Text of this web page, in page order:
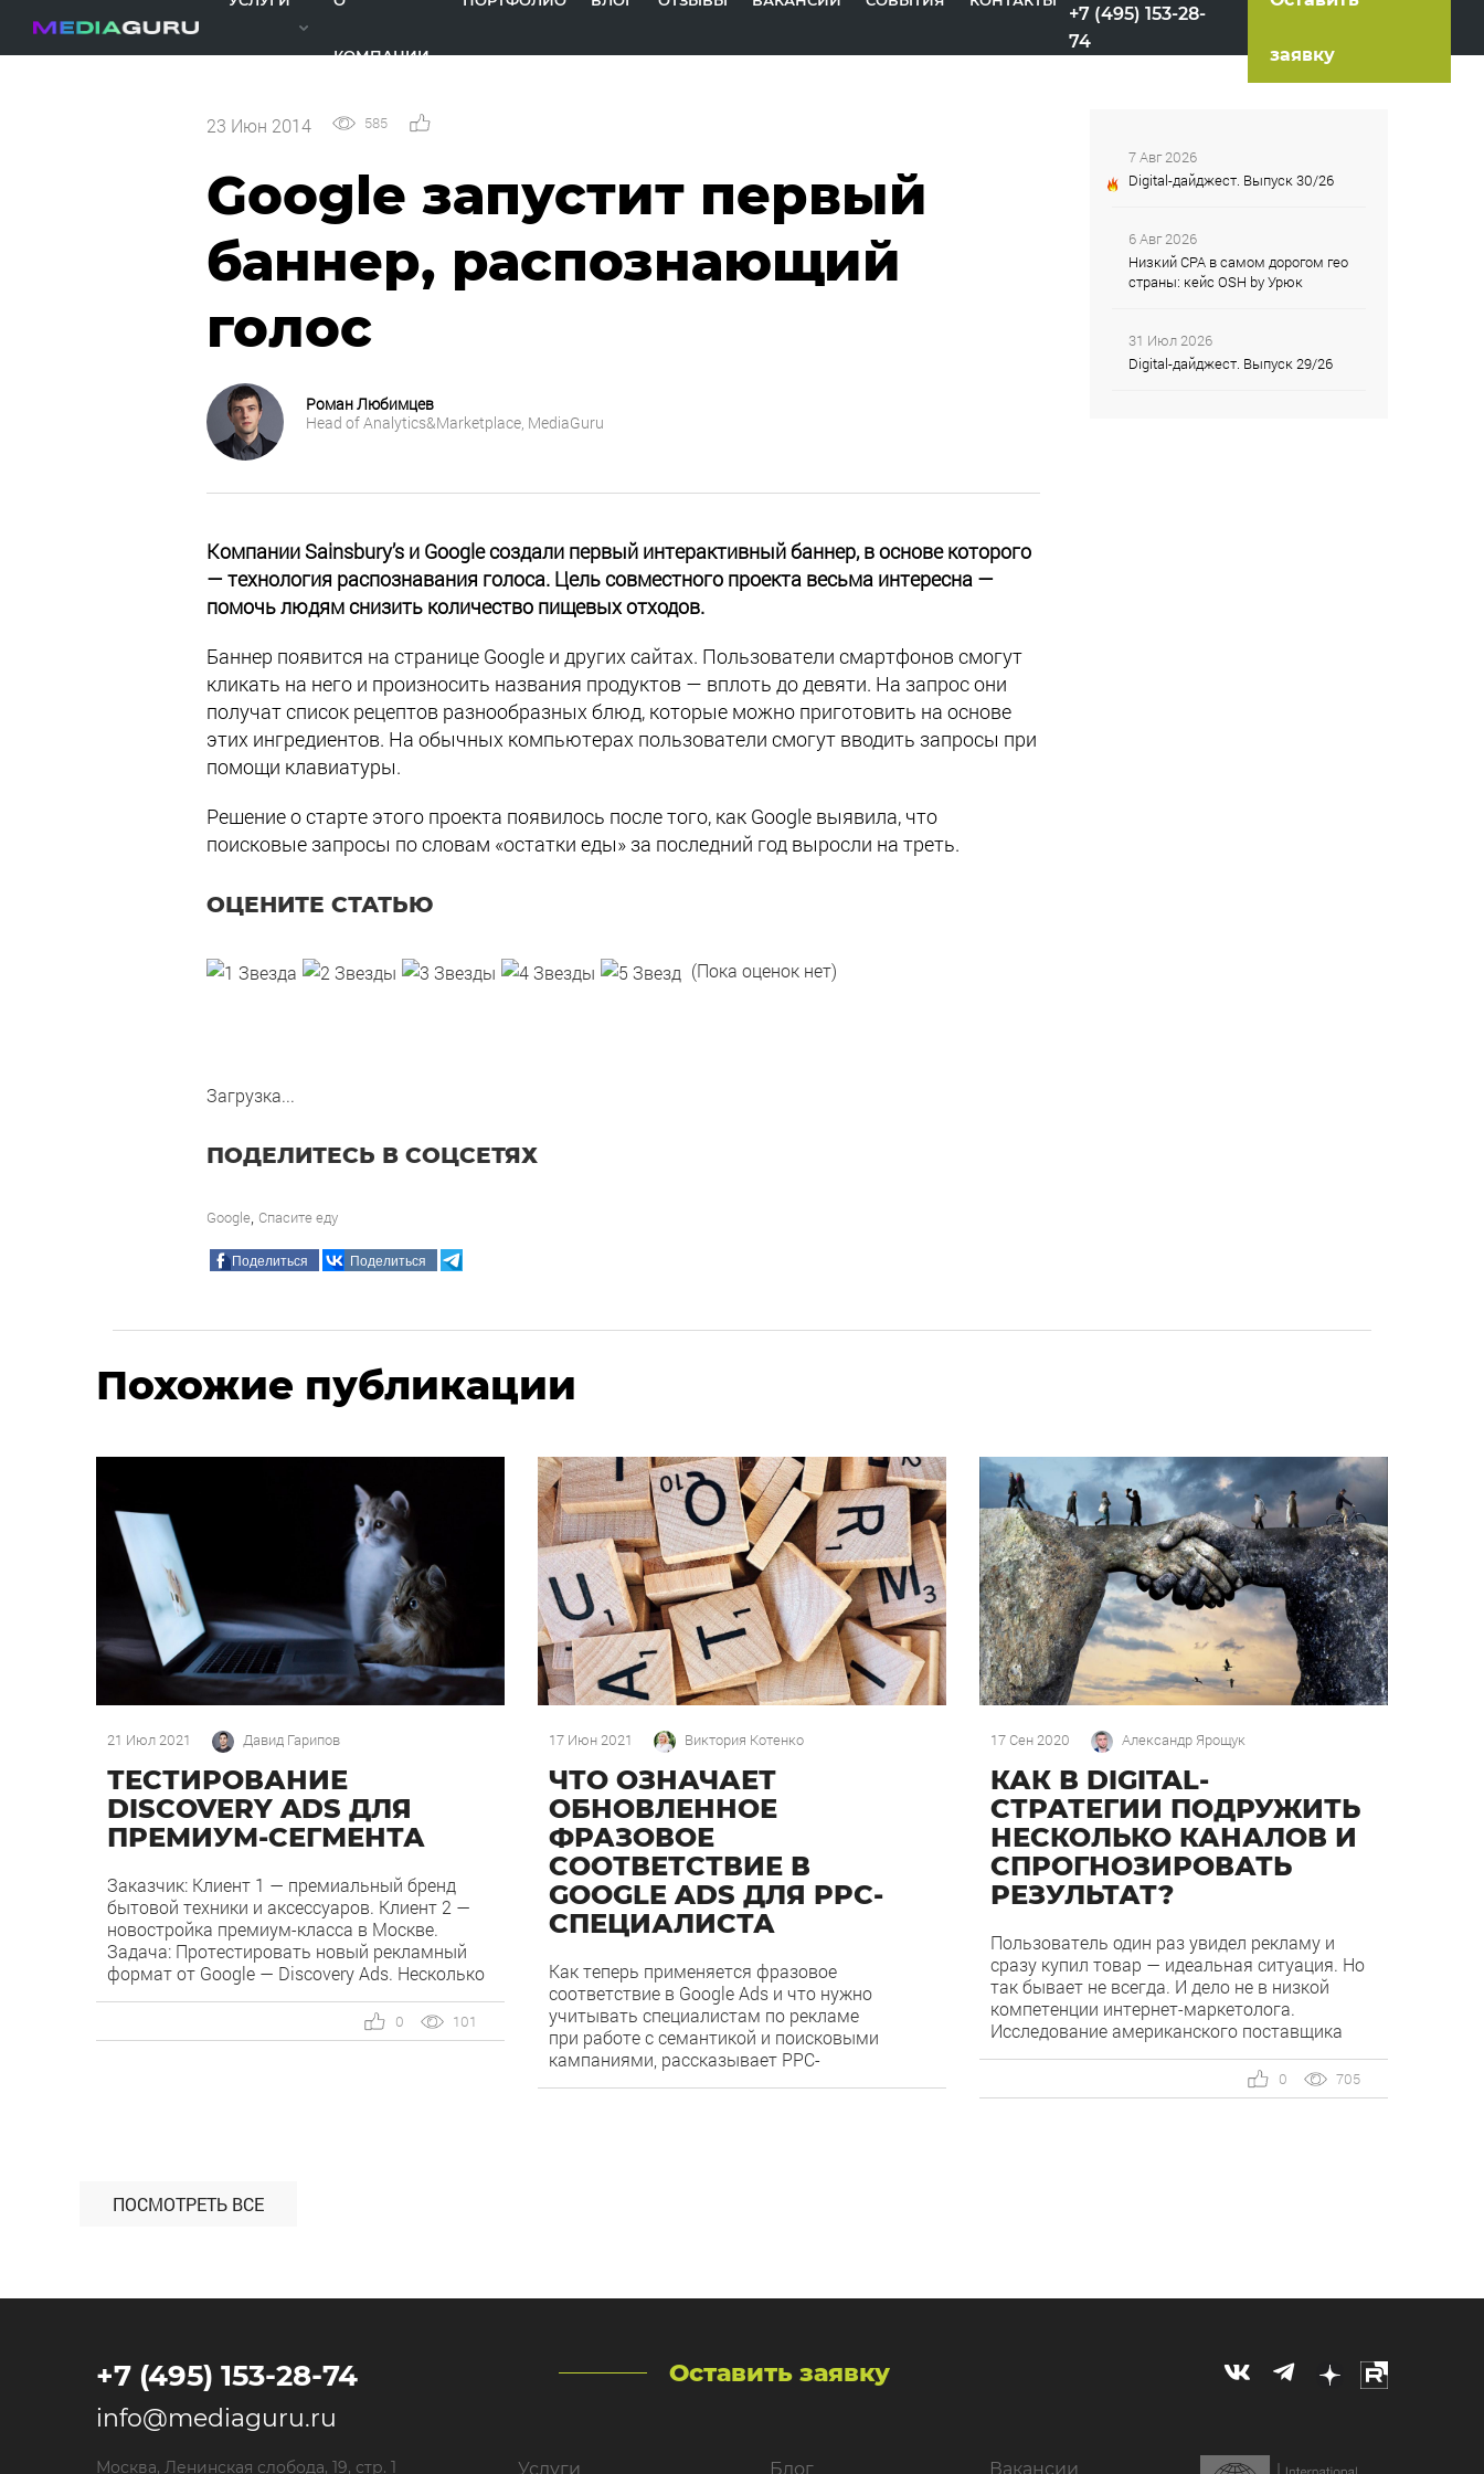
КОМПАНИИ
+7 (495) 153-28-
74
заявку
23 Июн 2014 585
Google запустит первый
баннер, распознающий
голос
Роман Любимцев
Head of Analytics&Marketplace, MediaGuru
Компании Sainsbury’s и Google создали первый интерактивный баннер, в основе которого
— технология распознавания голоса. Цель совместного проекта весьма интересна —
помочь людям снизить количество пищевых отходов.
Баннер появится на странице Google и других сайтах. Пользователи смартфонов смогут
кликать на него и произносить названия продуктов — вплоть до девяти. На запрос они
получат список рецептов разнообразных блюд, которые можно приготовить на основе
этих ингредиентов. На обычных компьютерах пользователи смогут вводить запросы при
помощи клавиатуры.
Решение о старте этого проекта появилось после того, как Google выявила, что
поисковые запросы по словам «остатки еды» за последний год выросли на треть.
ОЦЕНИТЕ СТАТЬЮ
(Пока оценок нет)
Загрузка...
ПОДЕЛИТЕСЬ В СОЦСЕТЯХ
Google, Спасите еду
Поделиться Поделиться
7 Авг 2026
Digital-дайджест. Выпуск 30/26
6 Авг 2026
Низкий CPA в самом дорогом гео
страны: кейс OSH by Урюк
31 Июл 2026
Digital-дайджест. Выпуск 29/26
Похожие публикации
21 Июл 2021 Давид Гарипов
ТЕСТИРОВАНИЕ
DISCOVERY ADS ДЛЯ
ПРЕМИУМ-СЕГМЕНТА
Заказчик: Клиент 1 — премиальный бренд
бытовой техники и аксессуаров. Клиент 2 —
новостройка премиум-класса в Москве.
Задача: Протестировать новый рекламный
формат от Google — Discovery Ads. Несколько
слов о новом формате Discovery Ads — это
автоматизированные кампании. Формат
представляет собой текстово-графические
101
0
17 Июн 2021 Виктория Котенко
ЧТО ОЗНАЧАЕТ
ОБНОВЛЕННОЕ
ФРАЗОВОЕ
СООТВЕТСТВИЕ В
GOOGLE ADS ДЛЯ PPC-
СПЕЦИАЛИСТА
Как теперь применяется фразовое
соответствие в Google Ads и что нужно
учитывать специалистам по рекламе
при работе с семантикой и поисковыми
кампаниями, рассказывает PPC-
специалист digital-
на важность такой настройки, в начале 2021
17 Сен 2020 Александр Ярощук
КАК В DIGITAL-
СТРАТЕГИИ ПОДРУЖИТЬ
НЕСКОЛЬКО КАНАЛОВ И
СПРОГНОЗИРОВАТЬ
РЕЗУЛЬТАТ?
Пользователь один раз увидел рекламу и
сразу купил товар — идеальная ситуация. Но
так бывает не всегда. И дело не в низкой
компетенции интернет-маркетолога.
Исследование американского поставщика
CRM-систем Salesforce показало, чтобы
пользователь принял решение купить товар
дороже 500 долларов, он должен
705
0
ПОСМОТРЕТЬ ВСЕ
+7 (495) 153-28-74
info@mediaguru.ru
Оставить заявку
Москва, Ленинская слобода, 19, стр. 1 Услуги Блог Вакансии